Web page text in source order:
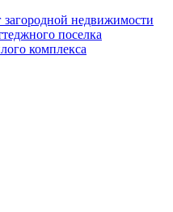
загородной недвижимости
поселка
комплекса